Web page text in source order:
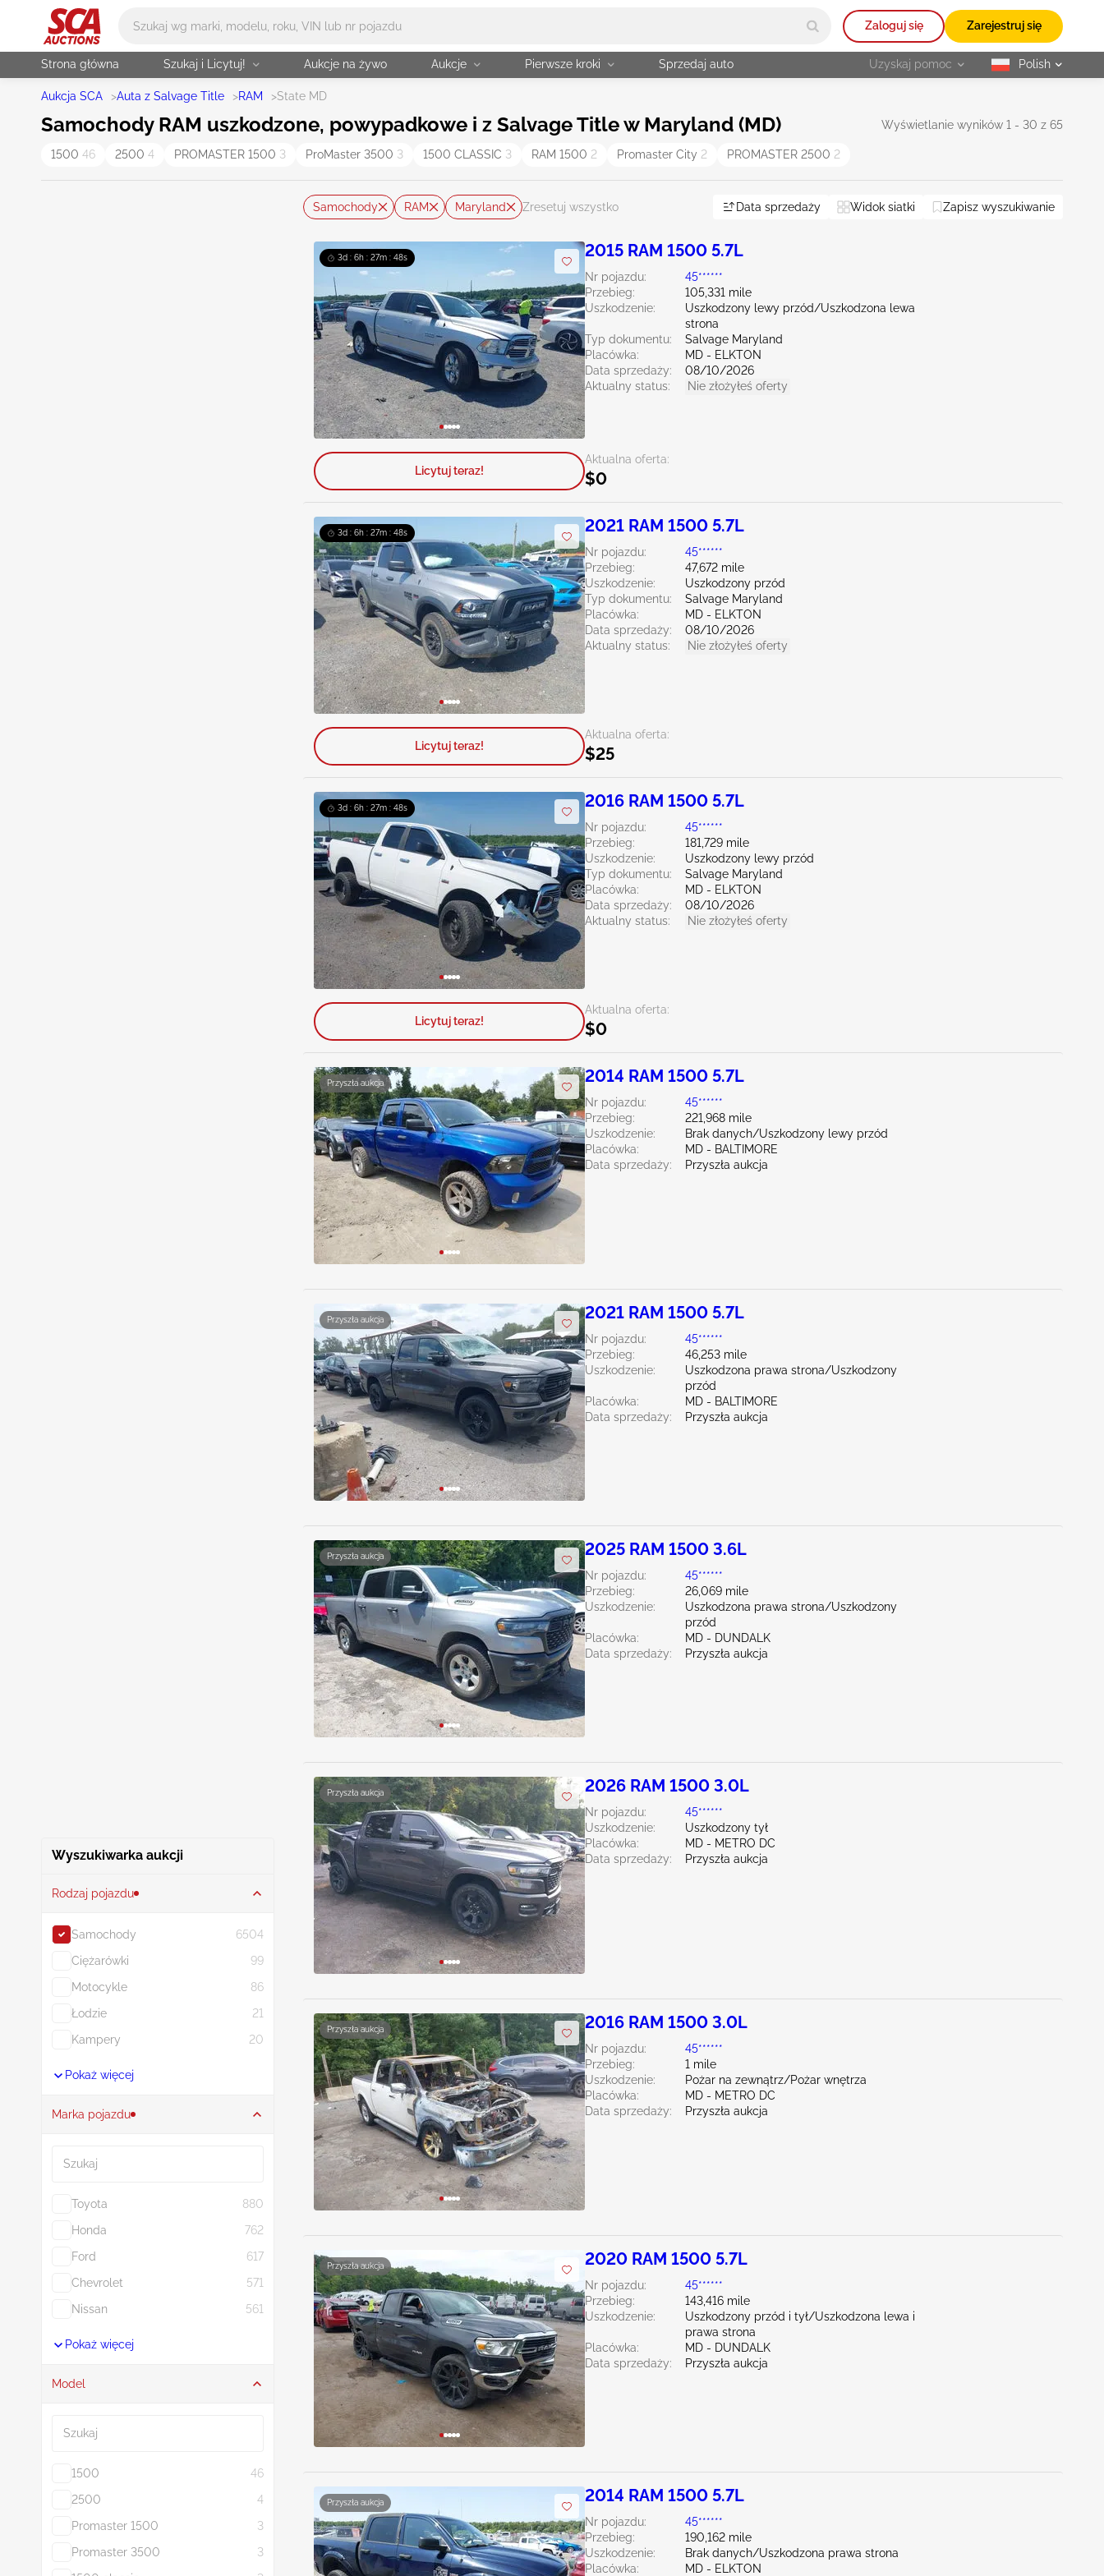
Zaloguj się Zarejestruj się
Strona główna Szukaj i Licytuj! Aukcje na żywo Aukcje Pierwsze kroki Sprzedaj auto Uzyskaj pomoc selected
Polish
Aukcja SCA >Auta z Salvage Title >RAM >State MD
Samochody RAM uszkodzone, powypadkowe i z Salvage Title w Maryland (MD) Wyświetlanie wyników 1 - 30 z 65
1500 46 2500 4 PROMASTER 1500 3 ProMaster 3500 3 1500 CLASSIC 3 RAM 1500 2 Promaster City 2 PROMASTER 2500 2
Wyszukiwarka aukcji
Rodzaj pojazdu
Samochody
6504
Ciężarówki
99
Motocykle
86
Łodzie
21
Kampery
20
Pokaż więcej
Marka pojazdu
Toyota
880
Honda
762
Ford
617
Chevrolet
571
Nissan
561
Pokaż więcej
Model
1500
46
2500
4
Promaster 1500
3
Promaster 3500
3
Samochody RAM Maryland Zresetuj wszystko Data sprzedaży Widok siatki Zapisz wyszukiwanie
3d : 6h : 27m : 47s 2015 RAM 1500 5.7L
Nr pojazdu:
45******
Przebieg:
105,331 mile
Uszkodzenie:
Uszkodzony lewy przód/Uszkodzona lewa
strona
Typ dokumentu:
Salvage Maryland
Placówka:
MD - ELKTON
Data sprzedaży:
08/10/2026
Aktualny status:
Nie złożyłeś oferty
Aktualna oferta:
$0
Licytuj teraz!
3d : 6h : 27m : 47s 2021 RAM 1500 5.7L
Nr pojazdu:
45******
Przebieg:
47,672 mile
Uszkodzenie:
Uszkodzony przód
Typ dokumentu:
Salvage Maryland
Placówka:
MD - ELKTON
Data sprzedaży:
08/10/2026
Aktualny status:
Nie złożyłeś oferty
Aktualna oferta:
$25
Licytuj teraz!
3d : 6h : 27m : 47s 2016 RAM 1500 5.7L
Nr pojazdu:
45******
Przebieg:
181,729 mile
Uszkodzenie:
Uszkodzony lewy przód
Typ dokumentu:
Salvage Maryland
Placówka:
MD - ELKTON
Data sprzedaży:
08/10/2026
Aktualny status:
Nie złożyłeś oferty
Aktualna oferta:
$0
Licytuj teraz!
Przyszła aukcja 2014 RAM 1500 5.7L
Nr pojazdu:
45******
Przebieg:
221,968 mile
Uszkodzenie:
Brak danych/Uszkodzony lewy przód
Placówka:
MD - BALTIMORE
Data sprzedaży:
Przyszła aukcja
Przyszła aukcja 2021 RAM 1500 5.7L
Nr pojazdu:
45******
Przebieg:
46,253 mile
Uszkodzenie:
Uszkodzona prawa strona/Uszkodzony
przód
Placówka:
MD - BALTIMORE
Data sprzedaży:
Przyszła aukcja
Przyszła aukcja 2025 RAM 1500 3.6L
Nr pojazdu:
45******
Przebieg:
26,069 mile
Uszkodzenie:
Uszkodzona prawa strona/Uszkodzony
przód
Placówka:
MD - DUNDALK
Data sprzedaży:
Przyszła aukcja
Przyszła aukcja 2026 RAM 1500 3.0L
Nr pojazdu:
45******
Uszkodzenie:
Uszkodzony tył
Placówka:
MD - METRO DC
Data sprzedaży:
Przyszła aukcja
Przyszła aukcja 2016 RAM 1500 3.0L
Nr pojazdu:
45******
Przebieg:
1 mile
Uszkodzenie:
Pożar na zewnątrz/Pożar wnętrza
Placówka:
MD - METRO DC
Data sprzedaży:
Przyszła aukcja
Przyszła aukcja 2020 RAM 1500 5.7L
Nr pojazdu:
45******
Przebieg:
143,416 mile
Uszkodzenie:
Uszkodzony przód i tył/Uszkodzona lewa i
prawa strona
Placówka:
MD - DUNDALK
Data sprzedaży:
Przyszła aukcja
Przyszła aukcja 2014 RAM 1500 5.7L
Nr pojazdu:
45******
Przebieg:
190,162 mile
Uszkodzenie:
Brak danych/Uszkodzona prawa strona
Placówka:
MD - ELKTON